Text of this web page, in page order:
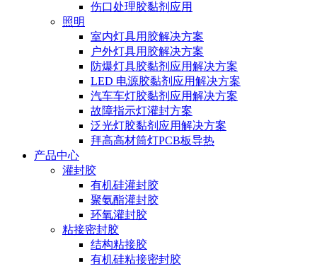
伤口处理胶黏剂应用
照明
室内灯具用胶解决方案
户外灯具用胶解决方案
防爆灯具胶黏剂应用解决方案
LED 电源胶黏剂应用解决方案
汽车车灯胶黏剂应用解决方案
故障指示灯灌封方案
泛光灯胶黏剂应用解决方案
拜高高材筒灯PCB板导热
产品中心
灌封胶
有机硅灌封胶
聚氨酯灌封胶
环氧灌封胶
粘接密封胶
结构粘接胶
有机硅粘接密封胶